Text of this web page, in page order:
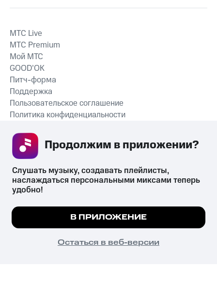
СКАЧАТЬ ПРИЛОЖЕНИЕ
MTС Live
MTС Premium
Мой МТС
GOOD’OK
Питч-форма
Поддержка
Пользовательское соглашение
Политика конфиденциальности
психотропных веществ, их аналогов причиняет вред здоровью,
их незаконный оборот запрещён и влечёт установленную
законодательством ответственность.
© 2026 ООО «КИОН».
Все права защищены
Мы используем куки, чтобы на сайте все
Подробнее
ПОНЯТНО
Слушать музыку, создавать плейлисты,
наслаждаться персональными миксами теперь
удобно!
В ПРИЛОЖЕНИЕ
Остаться в веб-версии